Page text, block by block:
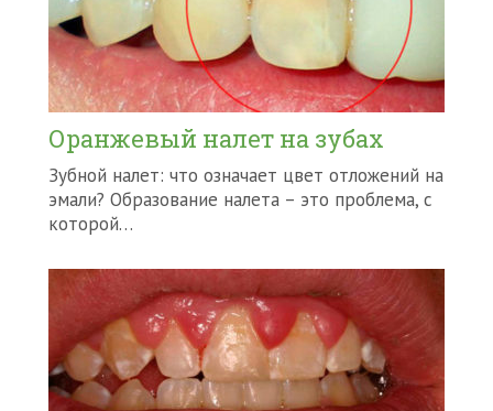
Оранжевый налет на зубах
Зубной налет: что означает цвет отложений на
эмали? Образование налета – это проблема, с
которой…